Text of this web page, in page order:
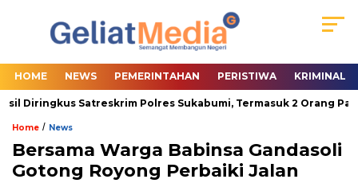
HOME NEWS PEMERINTAHAN PERISTIWA KRIMINAL
Satreskrim Polres Sukabumi, Termasuk 2 Orang
Home / News
Bersama Warga Babinsa Gandasoli
Gotong Royong Perbaiki Jalan